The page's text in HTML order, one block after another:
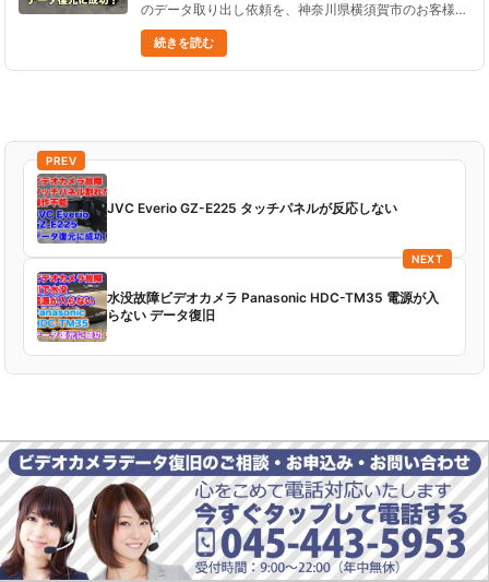
のデータ取り出し依頼を、神奈川県横須賀市のお客様か
らいただきました。 JVC Everio GZ-HD620は、2009
年12月に発売されたビデオカメラです。 120GB......
続きを読む
PREV
JVC Everio GZ-E225 タッチパネルが反応しない
NEXT
水没故障ビデオカメラ Panasonic HDC-TM35 電源が入
らない データ復旧